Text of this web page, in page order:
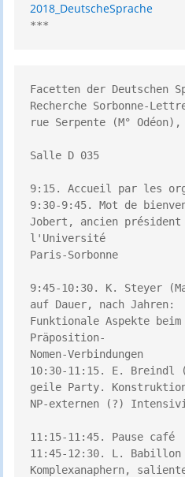
2018_DeutscheSprache
***
Facetten der Deutschen
Recherche Sorbonne-
rue Serpente (M°
Salle D 035
9:15. Accueil par les
9:30-9:45. Mot de
Jobert, ancien président
l'Université
Paris-Sorbonne
9:45-10:30. K. Steyer
auf Dauer, nach Jahren:
Funktionale Aspekte
Präposition-
Nomen-Verbindungen
10:30-11:15. E. Breindl
geile Party.
NP-externen (?)
11:15-11:45. Pause café
11:45-12:30. L.
Komplexanaphern,